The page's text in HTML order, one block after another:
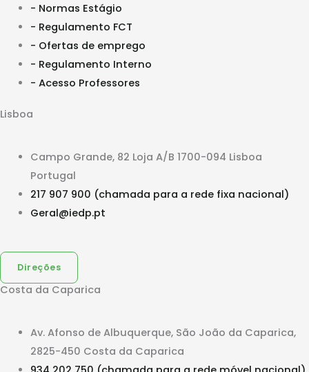
- Normas Estágio
- Regulamento FCT
- Ofertas de emprego
- Regulamento Interno
- Acesso Professores
Lisboa
Campo Grande, 82 Loja A/B 1700-094 Lisboa
Portugal
217 907 900 (chamada para a rede fixa nacional)
Geral@iedp.pt
Direções
Costa da Caparica
Av. Afonso de Albuquerque, São João da Caparica,
2825-450 Costa da Caparica